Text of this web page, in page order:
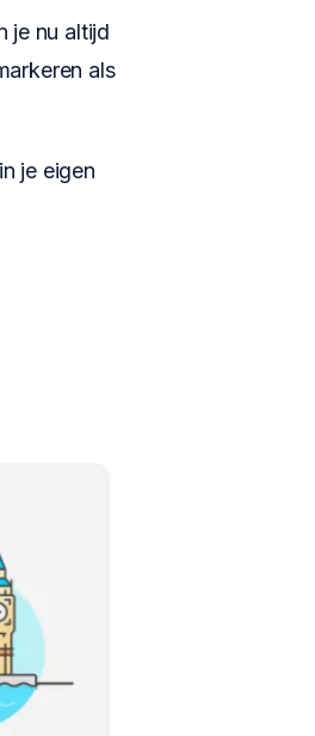
je nu altijd
als
je eigen